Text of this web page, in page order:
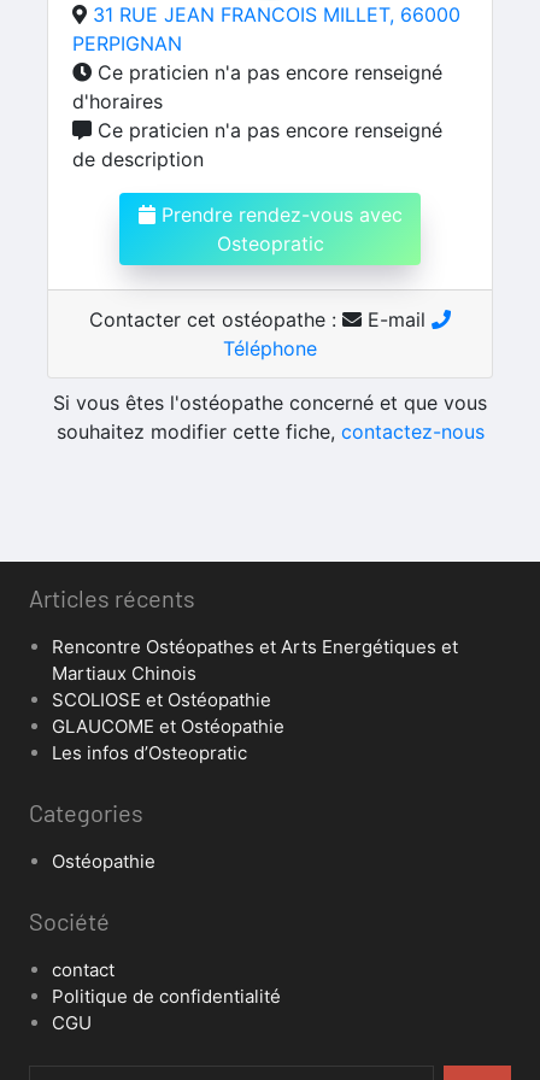
31 RUE JEAN FRANCOIS MILLET, 66000
PERPIGNAN
Ce praticien n'a pas encore renseigné
d'horaires
Ce praticien n'a pas encore renseigné
de description
Prendre rendez-vous avec
Osteopratic
Contacter cet ostéopathe :
E-mail
Téléphone
Si vous êtes l'ostéopathe concerné et que vous
souhaitez modifier cette fiche, contactez-nous
Articles récents
Rencontre Ostéopathes et Arts Energétiques et
Martiaux Chinois
SCOLIOSE et Ostéopathie
GLAUCOME et Ostéopathie
Les infos d’Osteopratic
Categories
Ostéopathie
Société
contact
Politique de confidentialité
CGU